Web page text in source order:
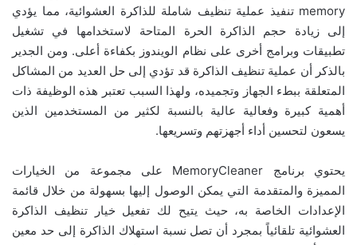
memory تنفيذ عملية تنظيف شاملة للذاكرة العشوائية، مما يؤدي
إلى زيادة حجم الذاكرة الحرة المتاحة لاستخدامها في تشغيل
تطبيقات وبرامج أخرى على نظام الويندوز بكفاءة أعلى. ومن الجدير
بالذكر أن عملية تنظيف الذاكرة قد تؤدي إلى حل العديد من المشاكل
المتعلقة ببطء الجهاز وتجميده، ولهذا السبب تعتبر هذه الوظيفة ذات
أهمية كبيرة وفعالية عالية بالنسبة لكثير من المستخدمين الذين
يسعون لتحسين أداء أجهزتهم وتسريعها.
يحتوي برنامج MemoryCleaner على مجموعة من الخيارات
المميزة والمتقدمة التي يمكن الوصول إليها بسهولة من خلال قائمة
الإعدادات الخاصة به، حيث يتيح لك تفعيل خيار تنظيف الذاكرة
العشوائية تلقائياً بمجرد أن تصل نسبة استهلاك الذاكرة إلى حد معين